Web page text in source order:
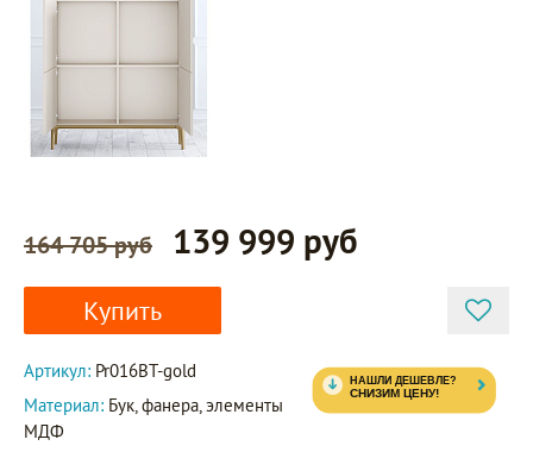
164 705 руб 139 999 руб
Купить
Артикул: Pr016BT-gold
Материал: Бук, фанера, элементы
МДФ